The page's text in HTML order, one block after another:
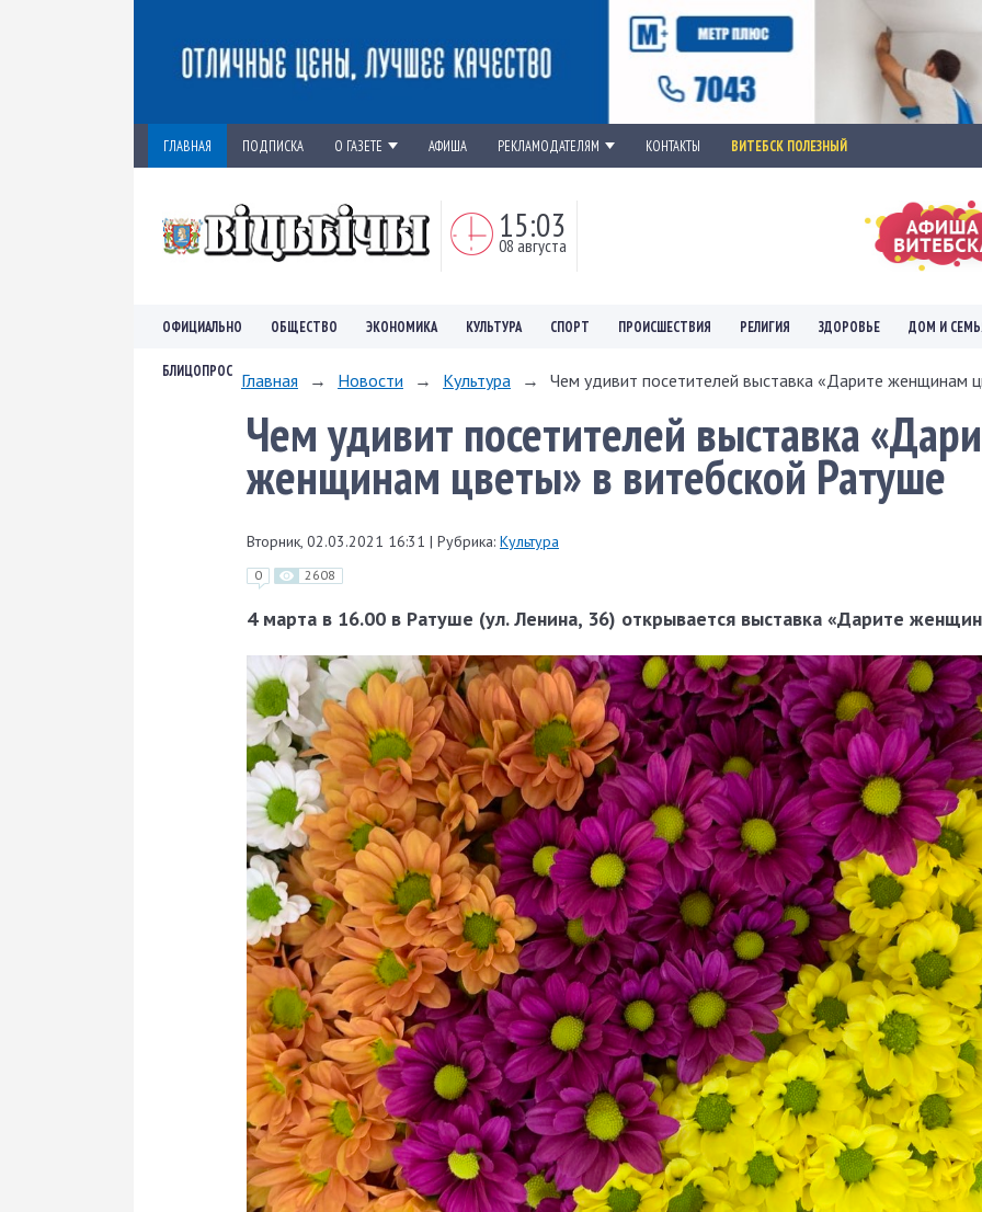
ГЛАВНАЯ ПОДПИСКА О ГАЗЕТЕ АФИША РЕКЛАМОДАТЕЛЯМ КОНТАКТЫ ВИТЕБСК ПОЛЕЗНЫЙ
15:03
08 августа
ОФИЦИАЛЬНО ОБЩЕСТВО ЭКОНОМИКА КУЛЬТУРА СПОРТ ПРОИСШЕСТВИЯ РЕЛИГИЯ ЗДОРОВЬЕ ДОМ И
БЛИЦОПРОС Главная → Новости → Культура → Чем удивит посетителей выставка «Дарите женщинам
Чем удивит посетителей выставка
женщинам цветы» в витебской Ратуше
Вторник, 02.03.2021 16:31 | Рубрика: Культура
0 2608
4 марта в 16.00 в Ратуше (ул. Ленина, 36) открывается выставка «Дарите